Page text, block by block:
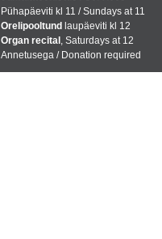
Pühapäeviti kl 11 / Sundays at 11
Orelipooltund laupäeviti kl 12
Organ recital , Saturdays at 12
Annetusega / Donation required